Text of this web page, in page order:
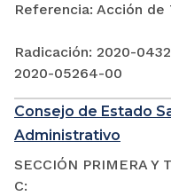
Referencia: Acción de
Radicación: 2020-
2020-05264-00
Consejo de Estado
Administrativo
SECCIÓN PRIMERA Y
C: